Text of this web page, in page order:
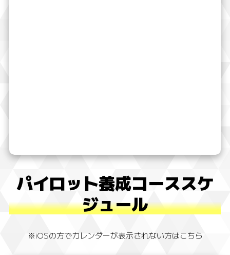
パイロット養成コーススケ
ジュール
※iOSの方でカレンダーが表示されない方はこちら